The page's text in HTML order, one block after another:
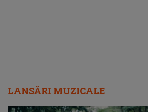
LANSĂRI MUZICALE